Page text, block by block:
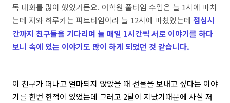
독 대화를 많이 했었거든요. 어학원 풀타임 수업은 늘 1시에 마치
는데 저와 하루카는 파트타임이라 늘 12시에 마쳤었는데 점심시
간까지 친구들을 기다리며 늘 매일 1시간씩 서로 이야기를 하다
보니 속에 있는 이야기도 많이 하게 되었던 것 같습니다.
이 친구가 떠나고 얼마되지 않았을 때 선물을 보내고 싶다는 이야
기를 한번 한적이 있었는데 그러고 2달이 지났기때문에 사실 저